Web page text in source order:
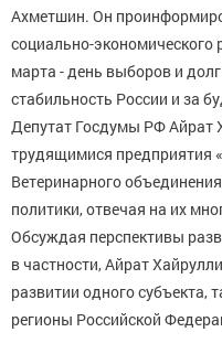
Ахметшин. Он
социально-экономического
марта - день выборов и
стабильность России и за
Депутат Госдумы РФ Айрат
трудящимися предприятия
Ветеринарного
политики, отвечая на их
Обсуждая перспективы
в частности, Айрат
развитии одного субъекта,
регионы Российской